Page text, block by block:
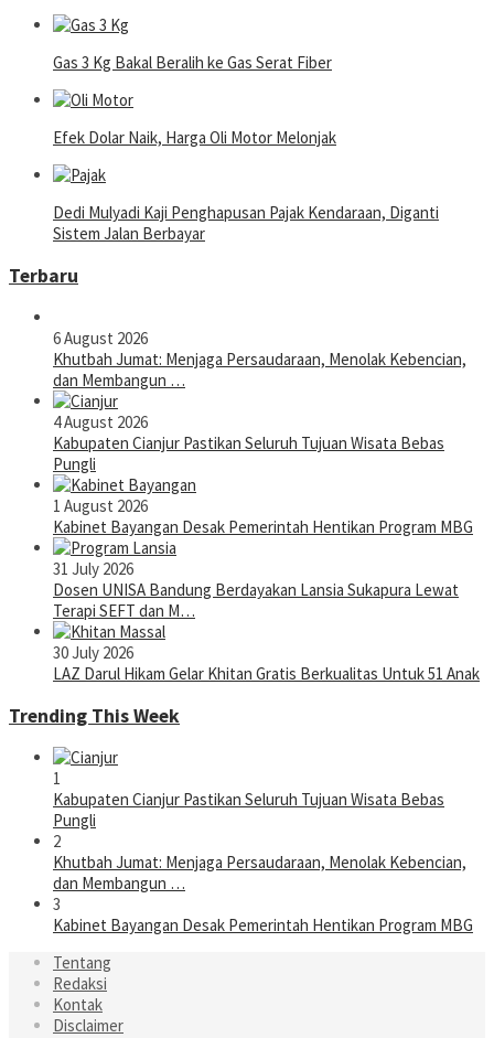
Gas 3 Kg Bakal Beralih ke Gas Serat Fiber
Efek Dolar Naik, Harga Oli Motor Melonjak
Dedi Mulyadi Kaji Penghapusan Pajak Kendaraan, Diganti
Sistem Jalan Berbayar
Terbaru
6 August 2026
Khutbah Jumat: Menjaga Persaudaraan, Menolak Kebencian,
dan Membangun …
4 August 2026
Kabupaten Cianjur Pastikan Seluruh Tujuan Wisata Bebas
Pungli
1 August 2026
Kabinet Bayangan Desak Pemerintah Hentikan Program MBG
31 July 2026
Dosen UNISA Bandung Berdayakan Lansia Sukapura Lewat
Terapi SEFT dan M…
30 July 2026
LAZ Darul Hikam Gelar Khitan Gratis Berkualitas Untuk 51 Anak
Trending This Week
1
Kabupaten Cianjur Pastikan Seluruh Tujuan Wisata Bebas
Pungli
2
Khutbah Jumat: Menjaga Persaudaraan, Menolak Kebencian,
dan Membangun …
3
Kabinet Bayangan Desak Pemerintah Hentikan Program MBG
Tentang
Redaksi
Kontak
Disclaimer